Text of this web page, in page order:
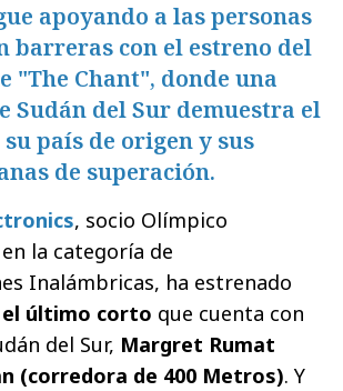
apoyando a las personas
barreras con el estreno del
"The Chant", donde una
Sudán del Sur demuestra el
país de origen y sus
de superación.
, socio Olímpico
la categoría de
Inalámbricas, ha estrenado
último corto que cuenta con
del Sur, Margret Rumat
(corredora de 400 Metros). Y